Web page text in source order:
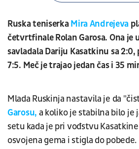
Ruska teniserkaMira Andrejeva
četvrtfinale Rolan Garosa. Ona je
savladala Dariju Kasatkinu sa
7:5. Meč je trajao jedan čas i 35
Mlada Ruskinja nastavila je da
Garosu, a koliko je stabilna bilo je
setu kada je pri vođstvu
osvojena gema i stigla do pobede.